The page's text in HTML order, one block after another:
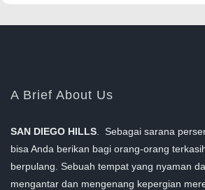
A Brief About Us
SAN DIEGO HILLS . Sebagai sarana
bisa Anda berikan bagi orang-orang
berpulang. Sebuah tempat yang nyaman
mengantar dan mengenang kepergian